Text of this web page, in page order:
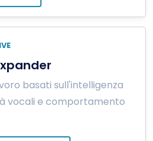
basati sull'intelligenza
vocali e comportamento